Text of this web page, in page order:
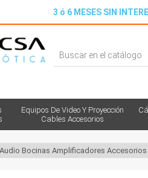
3 ó 6 MESES SIN
Equipos De Video Y Proyección
Cables Accesorios
Bocinas Amplificadores Accesorios